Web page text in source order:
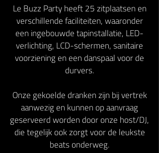
Le Buzz Party heeft 25 zitplaatsen en
verschillende faciliteiten, waaronder
een ingebouwde tapinstallatie, LED-
verlichting, LCD-schermen, sanitaire
voorziening en een danspaal voor de
durvers.
Onze gekoelde dranken zijn bij vertrek
aanwezig en kunnen op aanvraag
geserveerd worden door onze host/DJ,
die tegelijk ook zorgt voor de leukste
beats onderweg.